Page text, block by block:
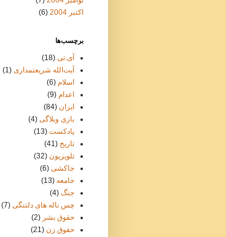
اکتبر 2004
(6)
برچسب‌ها
آی.تی (18)
آیت‌الله شریعتمداری (1)
اسلام (6)
اعدام (9)
ایران (84)
بازی وبلاگی (4)
پادکست (13)
تاریخ (41)
تلویزیون (32)
جاکشی (6)
جامعه (13)
جنگ (4)
چس ناله های دلتنگی (7)
حقوق بشر (2)
حقوق زن (21)